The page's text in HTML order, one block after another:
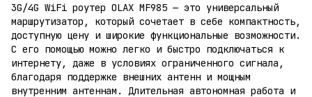
3G/4G WiFi роутер OLAX MF985 — это универсальный
маршрутизатор, который сочетает в себе компактность,
доступную цену и широкие функциональные возможности.
С его помощью можно легко и быстро подключаться к
интернету, даже в условиях ограниченного сигнала,
благодаря поддержке внешних антенн и мощным
внутренним антеннам. Длительная автономная работа и